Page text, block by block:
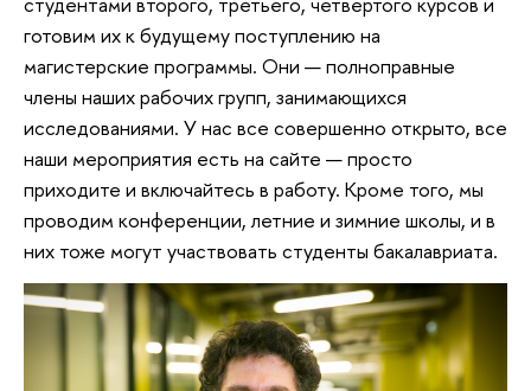
готовим их к будущему поступлению на
магистерские программы. Они — полноправные
члены наших рабочих групп, занимающихся
исследованиями. У нас все совершенно открыто, все
наши мероприятия есть на сайте — просто
приходите и включайтесь в работу. Кроме того, мы
проводим конференции, летние и зимние школы, и в
них тоже могут участвовать студенты бакалавриата.